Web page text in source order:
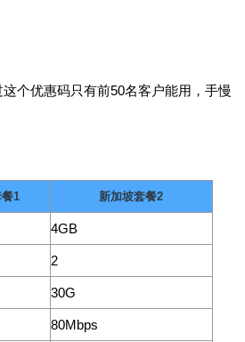
这个优惠码只有前50名客户能用，手慢
1 新加坡套餐2
4GB
2
30G
80Mbps